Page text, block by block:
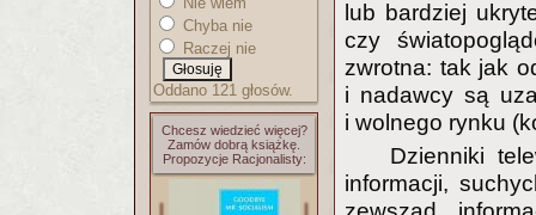
Chyba nie
Raczej nie
Oddano 121 głosów.
Chcesz wiedzieć więcej?
Zamów dobrą książkę.
Propozycje Racjonalisty:
lub bardziej
czy
zwrotna: tak jak
i nadawcy są
i wolnego rynku
Dzienniki
informacji,